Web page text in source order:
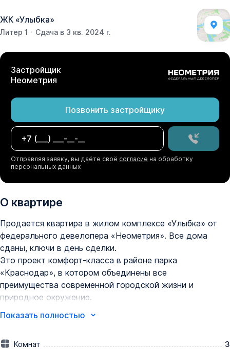
ЖК «Улыбка»
Литер 1 Сдача в 3 кв. 2024 г.
Застройщик
Неометрия
Позвонить застройщику
Отправляя заявку, вы даёте своё согласие на обработку
персональных данных
О квартире
Продается квартира в жилом комплексе «Улыбка» от
федерального девелопера «Неометрия». Все дома
сданы, ключи в день сделки.
Это проект комфорт-класса в районе парка
«Краснодар», в котором объединены все
преимущества современной городской жизни и
природное окружение.
Архитектурные решения, дизайнерские входные группы
Показать полностью
Комнат 3